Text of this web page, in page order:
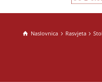
Naslovnica Rasvjeta